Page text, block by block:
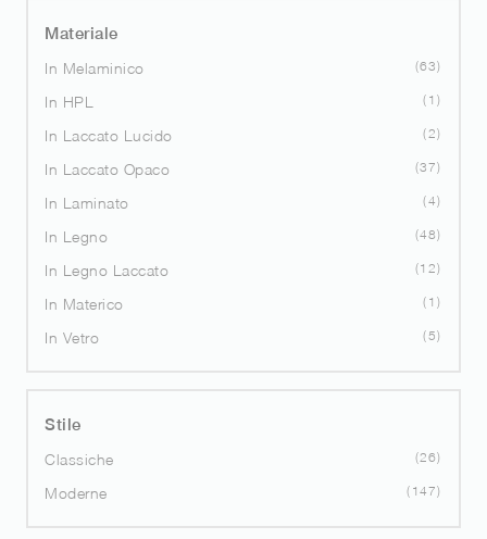
Materiale
In Melaminico
63
In HPL 1
In Laccato Lucido 2
In Laccato Opaco 37
In Laminato 4
In Legno 48
In Legno Laccato 12
In Materico 1
In Vetro 5
Stile
Classiche
26
Moderne 147